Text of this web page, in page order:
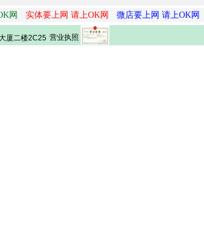
网 实体要上网 请上OK网 微店要上网 请上OK网
厦二楼2C25 营业执照